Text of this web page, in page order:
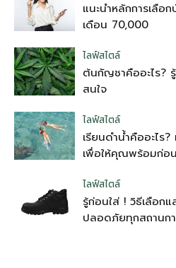
แนะนำหลักการเลือก
เดือน 70,000
ไลฟ์สไตล์
ต้นกัญชาคืออะไร?
สนใจ
ไลฟ์สไตล์
เรียนดำน้ำคืออะไร?
เพื่อให้คุณพร้อมก่อ
ไลฟ์สไตล์
รู้ก่อนใส่ ! วิธีเลือกแ
ปลอดภัยทุกสถานก